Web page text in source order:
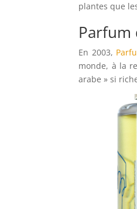
plantes que
Parfum
En 2003,
monde, à la
arabe » si